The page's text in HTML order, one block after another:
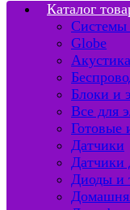
Каталог
Системы
Globe
Акустика
Блоки и
Все для
Готовые
Датчики
Датчики
Диоды и